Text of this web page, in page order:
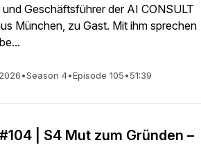
und Geschäftsführer der AI CONSULT
München, zu Gast. Mit ihm sprechen
•Season 4•Episode 105•51:39
| S4 Mut zum Gründen –